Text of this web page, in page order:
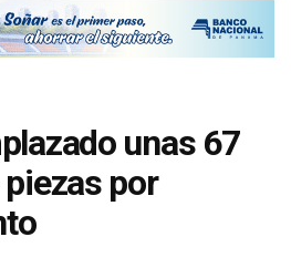
unas 67
por